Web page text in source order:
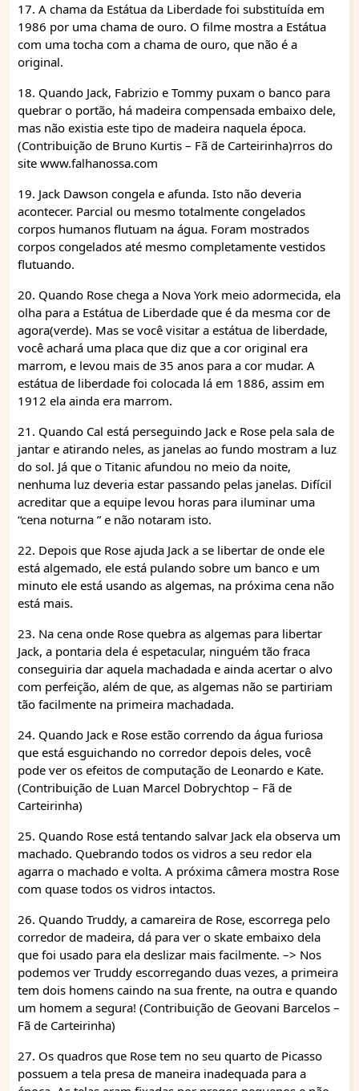
17. A chama da Estátua da Liberdade foi substituída em
1986 por uma chama de ouro. O filme mostra a Estátua
com uma tocha com a chama de ouro, que não é a
original.
18. Quando Jack, Fabrizio e Tommy puxam o banco para
quebrar o portão, há madeira compensada embaixo dele,
mas não existia este tipo de madeira naquela época.
(Contribuição de Bruno Kurtis – Fã de Carteirinha)rros do
site www.falhanossa.com
19. Jack Dawson congela e afunda. Isto não deveria
acontecer. Parcial ou mesmo totalmente congelados
corpos humanos flutuam na água. Foram mostrados
corpos congelados até mesmo completamente vestidos
flutuando.
20. Quando Rose chega a Nova York meio adormecida, ela
olha para a Estátua de Liberdade que é da mesma cor de
agora(verde). Mas se você visitar a estátua de liberdade,
você achará uma placa que diz que a cor original era
marrom, e levou mais de 35 anos para a cor mudar. A
estátua de liberdade foi colocada lá em 1886, assim em
1912 ela ainda era marrom.
21. Quando Cal está perseguindo Jack e Rose pela sala de
jantar e atirando neles, as janelas ao fundo mostram a luz
do sol. Já que o Titanic afundou no meio da noite,
nenhuma luz deveria estar passando pelas janelas. Difícil
acreditar que a equipe levou horas para iluminar uma
“cena noturna ” e não notaram isto.
22. Depois que Rose ajuda Jack a se libertar de onde ele
está algemado, ele está pulando sobre um banco e um
minuto ele está usando as algemas, na próxima cena não
está mais.
23. Na cena onde Rose quebra as algemas para libertar
Jack, a pontaria dela é espetacular, ninguém tão fraca
conseguiria dar aquela machadada e ainda acertar o alvo
com perfeição, além de que, as algemas não se partiriam
tão facilmente na primeira machadada.
24. Quando Jack e Rose estão correndo da água furiosa
que está esguichando no corredor depois deles, você
pode ver os efeitos de computação de Leonardo e Kate.
(Contribuição de Luan Marcel Dobrychtop – Fã de
Carteirinha)
25. Quando Rose está tentando salvar Jack ela observa um
machado. Quebrando todos os vidros a seu redor ela
agarra o machado e volta. A próxima câmera mostra Rose
com quase todos os vidros intactos.
26. Quando Truddy, a camareira de Rose, escorrega pelo
corredor de madeira, dá para ver o skate embaixo dela
que foi usado para ela deslizar mais facilmente. –> Nos
podemos ver Truddy escorregando duas vezes, a primeira
tem dois homens caindo na sua frente, na outra e quando
um homem a segura! (Contribuição de Geovani Barcelos –
Fã de Carteirinha)
27. Os quadros que Rose tem no seu quarto de Picasso
possuem a tela presa de maneira inadequada para a